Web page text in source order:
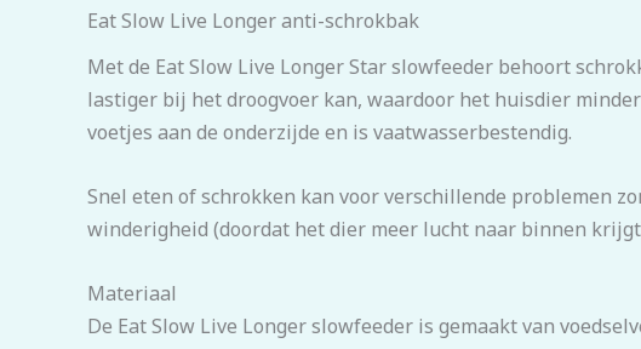
Eat Slow Live Longer anti-schrokbak
Met de Eat Slow Live Longer Star slowfeeder behoort
lastiger bij het droogvoer kan, waardoor het huisdier
voetjes aan de onderzijde en is vaatwasserbestendig.
Snel eten of schrokken kan voor verschillende problemen
winderigheid (doordat het dier meer lucht naar binnen
Materiaal
De Eat Slow Live Longer slowfeeder is gemaakt van